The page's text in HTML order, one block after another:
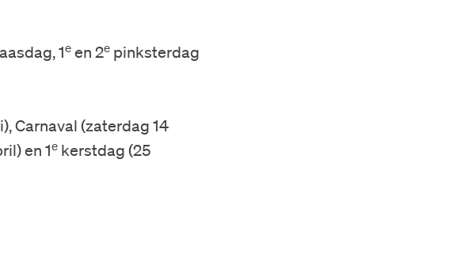
1e en 2e pinksterdag
Carnaval (zaterdag 14
en 1e kerstdag (25